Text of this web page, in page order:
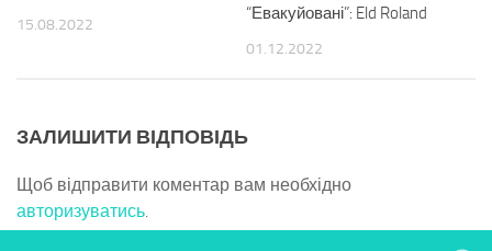
15.08.2022
“Евакуйовані”: Eld Roland
01.12.2022
ЗАЛИШИТИ ВІДПОВІДЬ
Щоб відправити коментар вам необхідно
авторизуватись.